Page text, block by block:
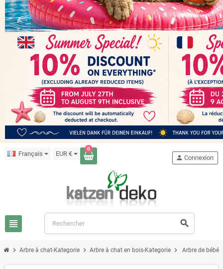
Français EUR €
0
view_headline search
person Connexion
chevron_right Arbre à chat-Kategorie chevron_right Arbre à chat en bois-Kategorie chevron_right Arbre de bébé